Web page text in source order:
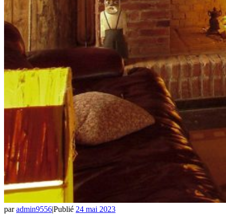
paradmin9556|Publié 24 mai 2023